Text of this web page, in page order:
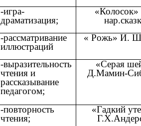
-игра-
драматизация;
«Колосок»
-рассматривание
иллюстраций
« Рожь» И.
-выразительность
чтения и
рассказывание
педагогом;
«Серая
Д.Мамин-
-повторность
чтения;
«Гадкий